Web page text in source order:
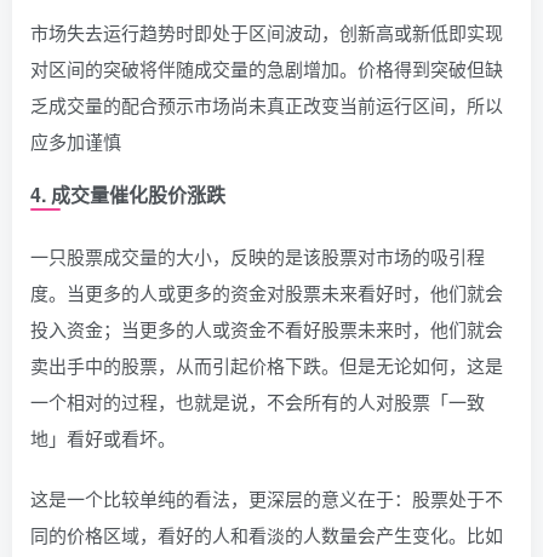
市场失去运行趋势时即处于区间波动，创新高或新低即实现
对区间的突破将伴随成交量的急剧增加。价格得到突破但缺
乏成交量的配合预示市场尚未真正改变当前运行区间，所以
应多加谨慎
4. 成交量催化股价涨跌
一只股票成交量的大小，反映的是该股票对市场的吸引程
度。当更多的人或更多的资金对股票未来看好时，他们就会
投入资金；当更多的人或资金不看好股票未来时，他们就会
卖出手中的股票，从而引起价格下跌。但是无论如何，这是
一个相对的过程，也就是说，不会所有的人对股票「一致
地」看好或看坏。
这是一个比较单纯的看法，更深层的意义在于：股票处于不
同的价格区域，看好的人和看淡的人数量会产生变化。比如